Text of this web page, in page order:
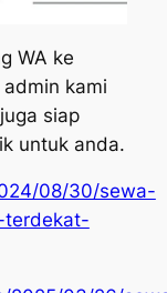
WA ke
kami
siap
untuk anda.
08/30/sewa-